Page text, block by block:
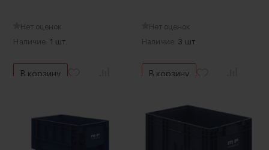
Нет оценок
Наличие: 1 шт.
В корзину
Нет оценок
Наличие: 3 шт.
В корзину